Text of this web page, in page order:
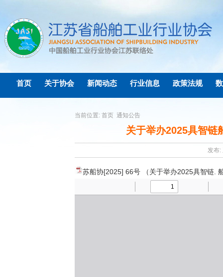
首页 关于协会 新闻动态 行业信息 政策法规
当前位置: 首页 通知公告
关于举办2025具智链
发布:
苏船协[2025] 66号 （关于举办2025具智链.